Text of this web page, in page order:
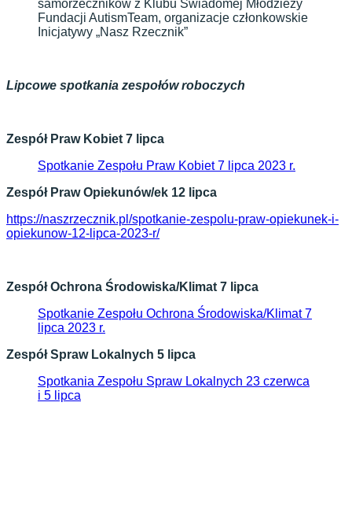
samorzeczników z Klubu Świadomej Młodzieży
Fundacji AutismTeam, organizacje członkowskie
Inicjatywy „Nasz Rzecznik”
Lipcowe spotkania zespołów roboczych
Zespół Praw Kobiet 7 lipca
Spotkanie Zespołu Praw Kobiet 7 lipca 2023 r.
Zespół Praw Opiekunów/ek 12 lipca
https://naszrzecznik.pl/spotkanie-zespolu-praw-opiekunek-i-
opiekunow-12-lipca-2023-r/
Zespół Ochrona Środowiska/Klimat 7 lipca
Spotkanie Zespołu Ochrona Środowiska/Klimat 7
lipca 2023 r.
Zespół Spraw Lokalnych 5 lipca
Spotkania Zespołu Spraw Lokalnych 23 czerwca
i 5 lipca